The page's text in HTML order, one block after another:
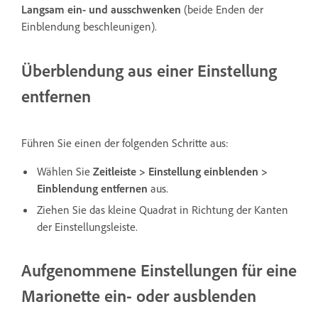
Langsam ein- und ausschwenken (beide Enden der
Einblendung beschleunigen).
Überblendung aus einer Einstellung
entfernen
Führen Sie einen der folgenden Schritte aus:
Wählen Sie Zeitleiste > Einstellung einblenden >
Einblendung entfernen aus.
Ziehen Sie das kleine Quadrat in Richtung der Kanten
der Einstellungsleiste.
Aufgenommene Einstellungen für eine
Marionette ein- oder ausblenden